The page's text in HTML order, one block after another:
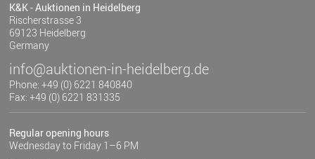
K&K - Auktionen in Heidelberg
Rischerstrasse 3
69123 Heidelberg
Germany
info@auktionen-in-heidelberg.de
Phone: +49 (0) 6221 840840
Fax: +49 (0) 6221 831335
Regular opening hours
Wednesday to Friday 1–6 PM